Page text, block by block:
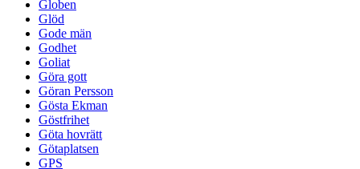
Globen
Glöd
Gode män
Godhet
Goliat
Göra gott
Göran Persson
Gösta Ekman
Göstfrihet
Göta hovrätt
Götaplatsen
GPS